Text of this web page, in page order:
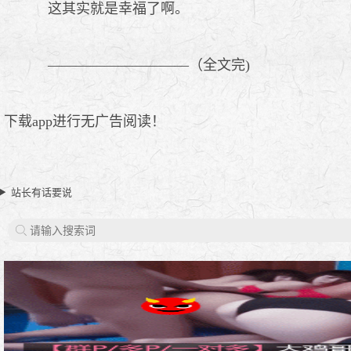
这其实就是幸福了啊。
——————————（全文完)
下载app进行无广告阅读！
站长有话要说